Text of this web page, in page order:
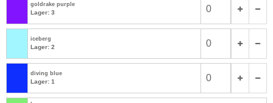
goldrake purple
Lager: 3
iceberg
Lager: 2
diving blue
Lager: 1